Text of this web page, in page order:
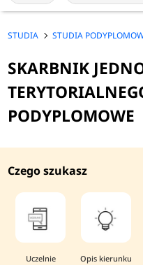
STUDIA STUDIA
SKARBNIK
PODYPLOMOWE
Czego szukasz
Uczelnie Opis kierunku